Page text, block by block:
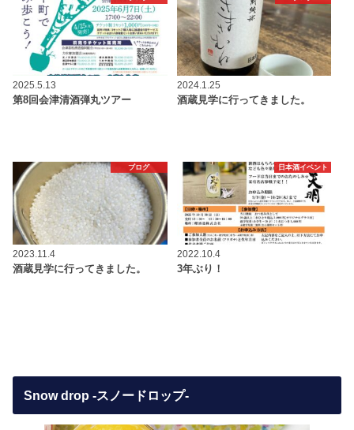
2025.5.13
第8回会津清酒弾丸ツアー
2024.1.25
酒蔵見学に行ってきました。
ブログ
2023.11.4
酒蔵見学に行ってきました。
日本酒イベント
2022.10.4
3年ぶり！
Snow drop -スノードロップ-